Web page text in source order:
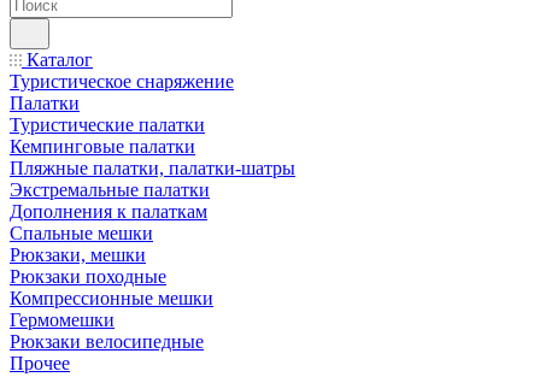
Каталог
Туристическое снаряжение
Палатки
Туристические палатки
Кемпинговые палатки
Пляжные палатки, палатки-шатры
Экстремальные палатки
Дополнения к палаткам
Спальные мешки
Рюкзаки, мешки
Рюкзаки походные
Компрессионные мешки
Гермомешки
Рюкзаки велосипедные
Прочее